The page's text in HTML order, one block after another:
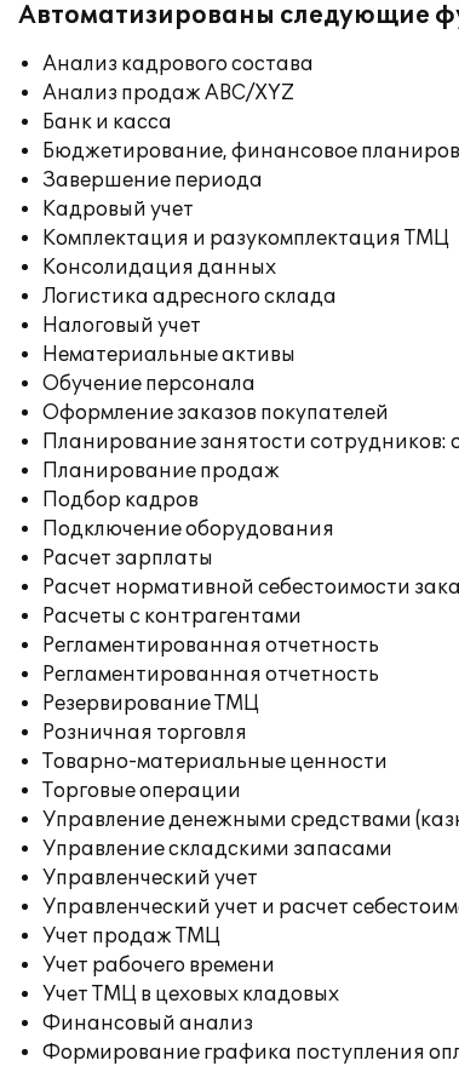
Автоматизированы следующие
Анализ кадрового состава
Анализ продаж ABC/XYZ
Банк и касса
Бюджетирование, финансовое
Завершение периода
Кадровый учет
Комплектация и разукомплектация ТМЦ
Консолидация данных
Логистика адресного склада
Налоговый учет
Нематериальные активы
Обучение персонала
Оформление заказов покупателей
Планирование занятости сотрудников:
Планирование продаж
Подбор кадров
Подключение оборудования
Расчет зарплаты
Расчет нормативной себестоимости
Расчеты с контрагентами
Регламентированная отчетность
Регламентированная отчетность
Резервирование ТМЦ
Розничная торговля
Товарно-материальные ценности
Торговые операции
Управление денежными средствами
Управление складскими запасами
Управленческий учет
Управленческий учет и расчет
Учет продаж ТМЦ
Учет рабочего времени
Учет ТМЦ в цеховых кладовых
Финансовый анализ
Формирование графика поступления